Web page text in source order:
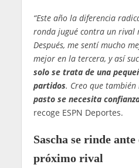
“Este año la diferencia
ronda jugué contra un rival
Después, me sentí mucho
mejor en la tercera, y así
solo se trata de una
partidos. Creo que
pasto se necesita
recoge ESPN Deportes.
Sascha se rinde
próximo rival